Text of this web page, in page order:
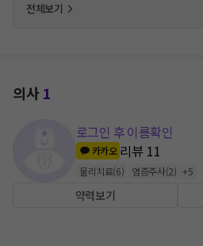
전체보기
의사1
로그인 후 이름확인
카카오 리뷰 11
물리치료(6) 염증주사(2) +5
약력보기